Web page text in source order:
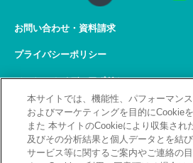
お問い合わせ・資料請求
プライバシーポリシー
ソーシャルメディアポリシー
サイトの利用について
サイトマップ
関連リンク
本サイトでは、機能性、パフォーマン
およびマーケティングを目的にCookie
また 本サイトのCookieにより収集され
及びその分析結果と個人データとを結
サービス等に関するご案内やご連絡の